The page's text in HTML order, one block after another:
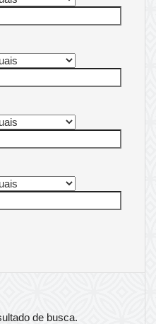
de busca.